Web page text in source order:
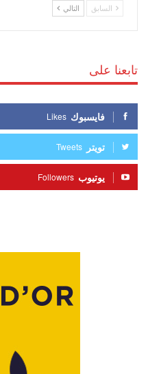
السابق التالي
تابعنا على
فايسبوك Likes
تويتر Tweets
يوتيوب Followers